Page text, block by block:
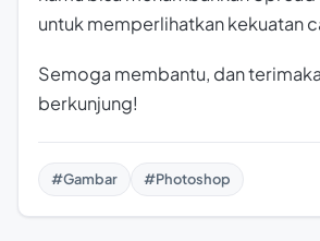
untuk memperlihatkan kekuatan
Semoga membantu, dan
berkunjung!
#Gambar #Photoshop